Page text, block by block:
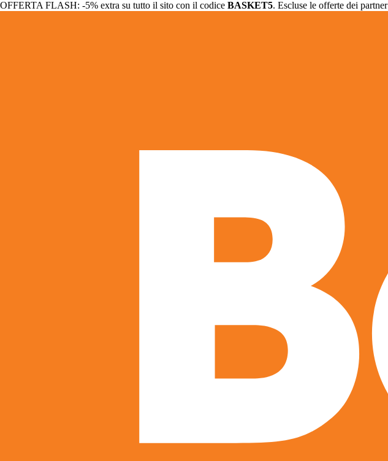
OFFERTA FLASH: -5% extra su tutto il sito con il codice BASKET5. Escluse le offerte dei partner